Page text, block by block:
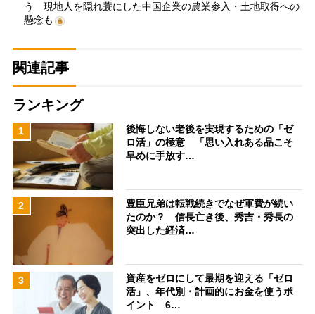
う 現地人を隠れ蓑にした中国企業の農業参入・土地取得への
懸念も
関連記事
ランキング
1
後悔しない老後を実現するための「ゼ
ロ活」の極意 「思い入れある品こそ
早めに手放す…
2
豊臣兄弟は転戦続きでなぜ軍費が続い
たのか？ 信長亡き後、秀吉・秀長の
突出した経済…
3
資産をゼロにして最期を迎える「ゼロ
活」、年代別・計画的にお金を使うポ
イント 6…